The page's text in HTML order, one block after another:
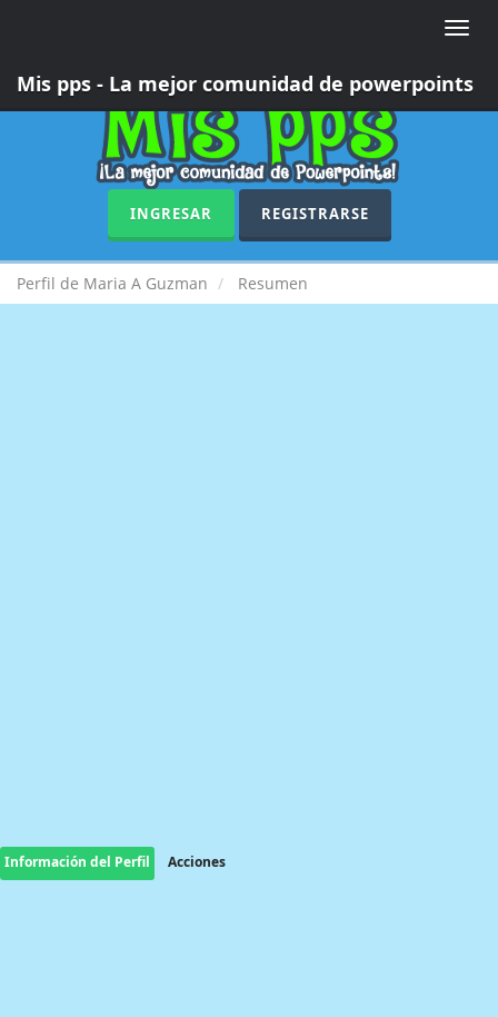
Toggle
Mis pps - La mejor comunidad de powerpoints
INGRESAR REGISTRARSE
Perfil de Maria A Guzman Resumen
Información del Perfil Acciones